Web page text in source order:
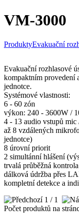
VM-3000
ProduktyEvakuační
Evakuační rozhlasové
kompaktním provedení
jednotce.
Systémové vlastnosti:
6 - 60 zón
výkon: 240 - 3600W /
4 - 13 audio vstupů mic
až 8 vzdálených
jednotce)
8 úrovní priorit
2 simultánní hlášení
trvalá průběžná
dálková údržba přes
kompletní detekce a
1 / 1
Počet produktů na